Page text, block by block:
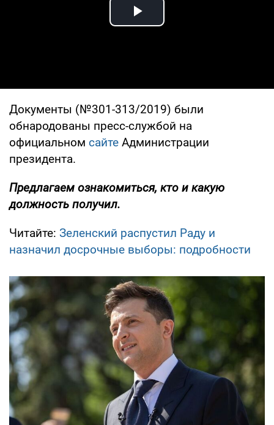
Play Video
Документы (№301-313/2019) были
обнародованы пресс-службой на
официальном сайте Администрации
президента.
Предлагаем ознакомиться, кто и какую
должность получил.
Читайте: Зеленский распустил Раду и
назначил досрочные выборы: подробности